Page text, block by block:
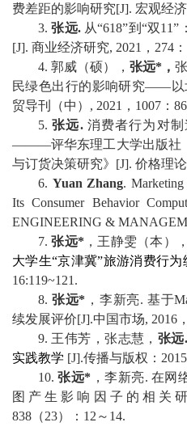
费差距的影响研究[J]. 宏观经济
3. 张远. 从“618”到 “双11”
[J]. 商业经济研究, 2021 ， 274 ：
4. 郭威 （硕）， 张远* ，
民绿色出行的影响研究——
贸导刊（中 ） , 2021 ， 1007 ： 86
5. 张远. 消费者行为对
———评华东理工大学出版社
与订货决策研究》 [J]. 价格理
6. Yuan Zhang. Marketing
Its Consumer Behavior
ENGINEERING &
7. 张远* ，王静雯 （本 ）
大学生“京津冀”旅游消费行为
16:119~121 .
8. 张远* ，李新亮. 基于
续发展评价[J].中国市场, 2016 ，
9. 王伟芳，张志慧， 张远.
实践教学 [J].传播与版权： 2015
10. 张远* ，李新亮. 在网
图产生影响因子的相关
838 （23）： 12 ～ 14.